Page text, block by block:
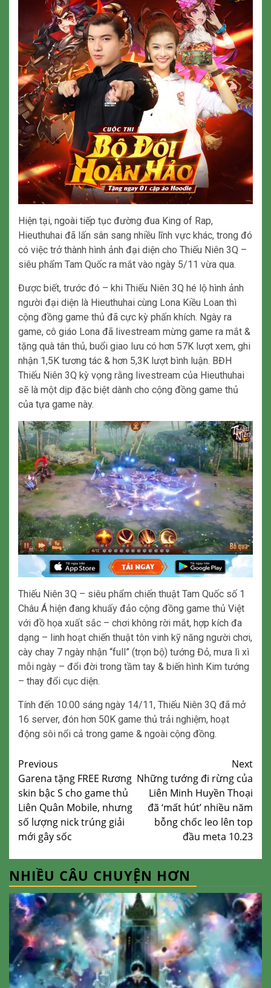
Hiện tại, ngoài tiếp tục đường đua King of Rap,
Hieuthuhai đã lấn sân sang nhiều lĩnh vực khác, trong đó
có việc trở thành hình ảnh đại diện cho Thiếu Niên 3Q –
siêu phẩm Tam Quốc ra mắt vào ngày 5/11 vừa qua.
Được biết, trước đó – khi Thiếu Niên 3Q hé lộ hình ảnh
người đại diện là Hieuthuhai cùng Lona Kiều Loan thì
cộng đồng game thủ đã cực kỳ phấn khích. Ngày ra
game, cô giáo Lona đã livestream mừng game ra mắt &
tặng quà tân thủ, buổi giao lưu có hơn 57K lượt xem, ghi
nhận 1,5K tương tác & hơn 5,3K lượt bình luận. BĐH
Thiếu Niên 3Q kỳ vọng rằng livestream của Hieuthuhai
sẽ là một dịp đặc biệt dành cho cộng đồng game thủ
của tựa game này.
Thiếu Niên 3Q – siêu phẩm chiến thuật Tam Quốc số 1
Châu Á hiện đang khuấy đảo cộng đồng game thủ Việt
với đồ họa xuất sắc – chơi không rời mắt, hợp kích đa
dạng – linh hoạt chiến thuật tôn vinh kỹ năng người chơi,
cày chay 7 ngày nhận “full” (trọn bộ) tướng Đỏ, mưa lì xì
mỗi ngày – đổi đời trong tầm tay & biến hình Kim tướng
– thay đổi cục diện.
Tính đến 10:00 sáng ngày 14/11, Thiếu Niên 3Q đã mở
16 server, đón hơn 50K game thủ trải nghiệm, hoạt
động sôi nổi cả trong game & ngoài cộng đồng.
Continue
Reading
Previous
Garena tặng FREE Rương
skin bậc S cho game thủ
Liên Quân Mobile, nhưng
số lượng nick trúng giải
mới gây sốc
Next
Những tướng đi rừng của
Liên Minh Huyền Thoại
đã ‘mất hút’ nhiều năm
bỗng chốc leo lên top
đầu meta 10.23
NHIỀU CÂU CHUYỆN HƠN